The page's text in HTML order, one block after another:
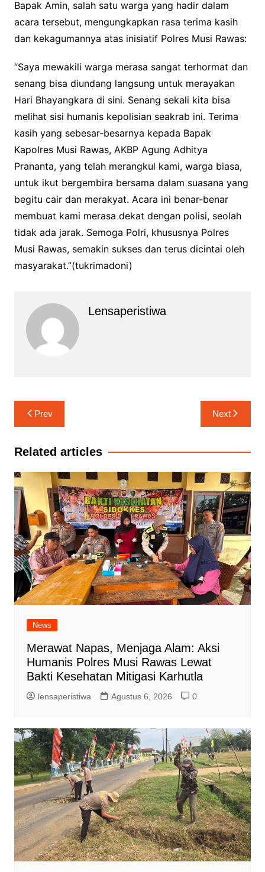
Bapak Amin, salah satu warga yang hadir dalam
acara tersebut, mengungkapkan rasa terima kasih
dan kekagumannya atas inisiatif Polres Musi Rawas:
“Saya mewakili warga merasa sangat terhormat dan
senang bisa diundang langsung untuk merayakan
Hari Bhayangkara di sini. Senang sekali kita bisa
melihat sisi humanis kepolisian seakrab ini. Terima
kasih yang sebesar-besarnya kepada Bapak
Kapolres Musi Rawas, AKBP Agung Adhitya
Prananta, yang telah merangkul kami, warga biasa,
untuk ikut bergembira bersama dalam suasana yang
begitu cair dan merakyat. Acara ini benar-benar
membuat kami merasa dekat dengan polisi, seolah
tidak ada jarak. Semoga Polri, khususnya Polres
Musi Rawas, semakin sukses dan terus dicintai oleh
masyarakat.”(tukrimadoni)
Lensaperistiwa
Navigasi
pos
Prev Next
Related articles
News
Merawat Napas, Menjaga Alam: Aksi
Humanis Polres Musi Rawas Lewat
Bakti Kesehatan Mitigasi Karhutla
lensaperistiwa Agustus 6, 2026 0